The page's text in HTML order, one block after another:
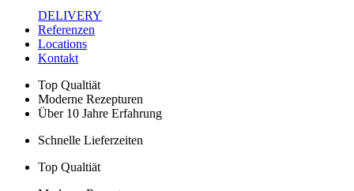
DELIVERY
Referenzen
Locations
Kontakt
Top Qualtiät
Moderne Rezepturen
Über 10 Jahre Erfahrung
Schnelle Lieferzeiten
Top Qualtiät